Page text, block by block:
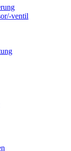
ventil